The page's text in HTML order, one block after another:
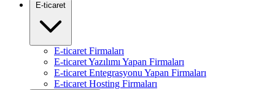
E-ticaret
E-ticaret Firmaları
E-ticaret Yazılımı Yapan Firmaları
E-ticaret Entegrasyonu Yapan Firmaları
E-ticaret Hosting Firmaları